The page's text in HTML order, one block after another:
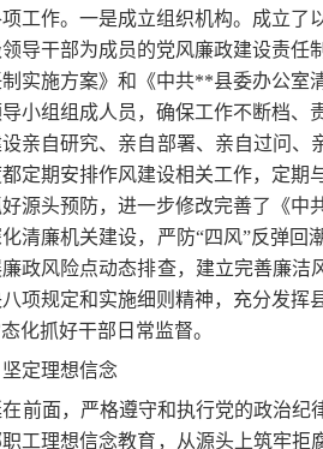
工作。一是成立组织机构。成立
导干部为成员的党风廉政建设责
实施方案》和《中共**县委办公
小组组成人员，确保工作不断档
亲自研究、亲自部署、亲自过问
定期安排作风建设相关工作，定
源头预防，进一步修改完善了《
清廉机关建设，严防“四风”反弹
政风险点动态排查，建立完善廉
项规定和实施细则精神，充分发
化抓好干部日常监督。
定理想信念
前面，严格遵守和执行党的政治
工理想信念教育，从源头上筑牢